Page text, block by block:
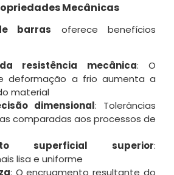
Mecânicas
barras oferece benefícios
resistência mecânica: O
deformação a frio aumenta a
material
dimensional: Tolerâncias
comparadas aos processos de
superficial superior:
lisa e uniforme
: O encruamento resultante do